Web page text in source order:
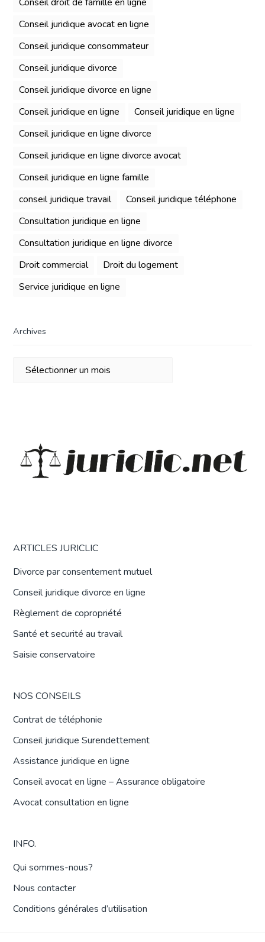
Conseil juridique avocat en ligne
Conseil juridique consommateur
Conseil juridique divorce
Conseil juridique divorce en ligne
Conseil juridique en ligne
Conseil juridique en ligne
Conseil juridique en ligne divorce
Conseil juridique en ligne divorce avocat
Conseil juridique en ligne famille
conseil juridique travail
Conseil juridique téléphone
Consultation juridique en ligne
Consultation juridique en ligne divorce
Droit commercial
Droit du logement
Service juridique en ligne
Archives
Archives
ARTICLES JURICLIC
Divorce par consentement mutuel
Conseil juridique divorce en ligne
Règlement de copropriété
Santé et securité au travail
Saisie conservatoire
NOS CONSEILS
Contrat de téléphonie
Conseil juridique Surendettement
Assistance juridique en ligne
Conseil avocat en ligne – Assurance obligatoire
Avocat consultation en ligne
INFO.
Qui sommes-nous?
Nous contacter
Conditions générales d’utilisation